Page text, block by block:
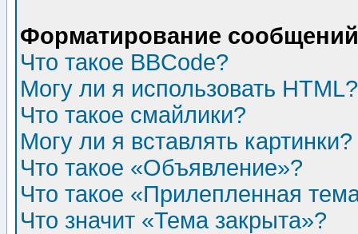
Форматирование
Что такое BBCode?
Могу ли я использовать HTML?
Что такое смайлики?
Могу ли я вставлять картинки?
Что такое «Объявление»?
Что такое «Прилепленная
Что значит «Тема закрыта»?